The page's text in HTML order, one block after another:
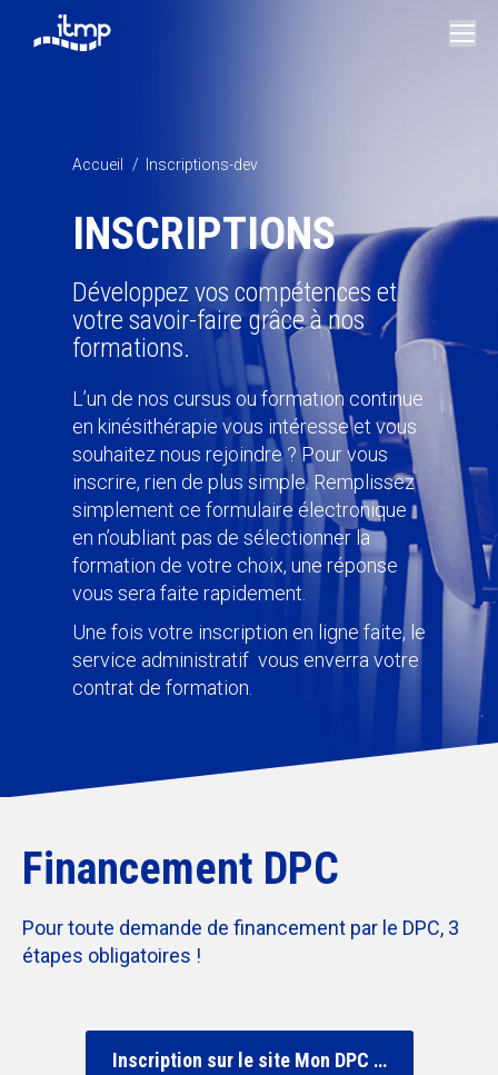
Vous êtes ici :
Accueil Inscriptions-dev
INSCRIPTIONS
Développez vos compétences et
votre savoir-faire grâce à nos
formations.
L’un de nos cursus ou formation continue
en kinésithérapie vous intéresse et vous
souhaitez nous rejoindre ? Pour vous
inscrire, rien de plus simple. Remplissez
simplement ce formulaire électronique
en n’oubliant pas de sélectionner la
formation de votre choix, une réponse
vous sera faite rapidement.
Une fois votre inscription en ligne faite, le
service administratif vous enverra votre
contrat de formation.
Financement DPC
Pour toute demande de financement par le DPC, 3
étapes obligatoires !
Inscription sur le site Mon DPC …